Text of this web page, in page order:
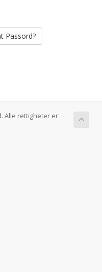
Passord?
Alle rettigheter er